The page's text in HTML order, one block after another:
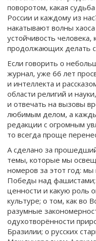
поворотом, какая
России и каждому из
накатывают волны
устойчивость
продолжающих делать
Если говорить о
журнал, уже 66 лет
и интеллекта и
области религий и
и отвечать на вызовы
любимым делом, а
редакции с огромным
то всегда проще
А сделано за
темы, которые мы
номеров за этот год: мы
Победы над
ценности и какую роль
культуре; о том, как во
разумные
одухотворённости
Бразилии; о русских